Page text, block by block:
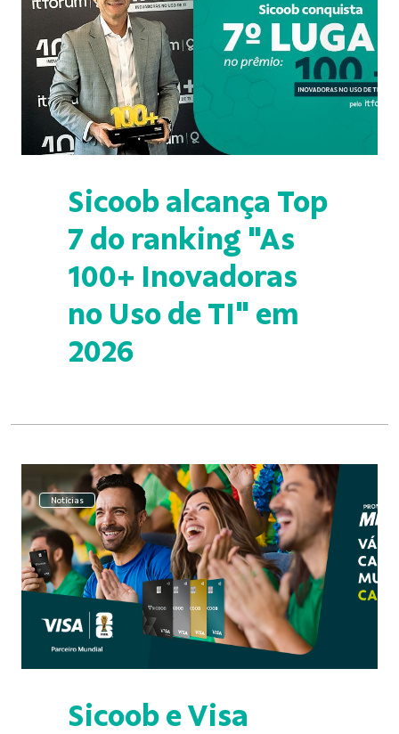
Sicoob alcança Top
7 do ranking "As
100+ Inovadoras
no Uso de TI" em
2026
Notícias
Sicoob e Visa